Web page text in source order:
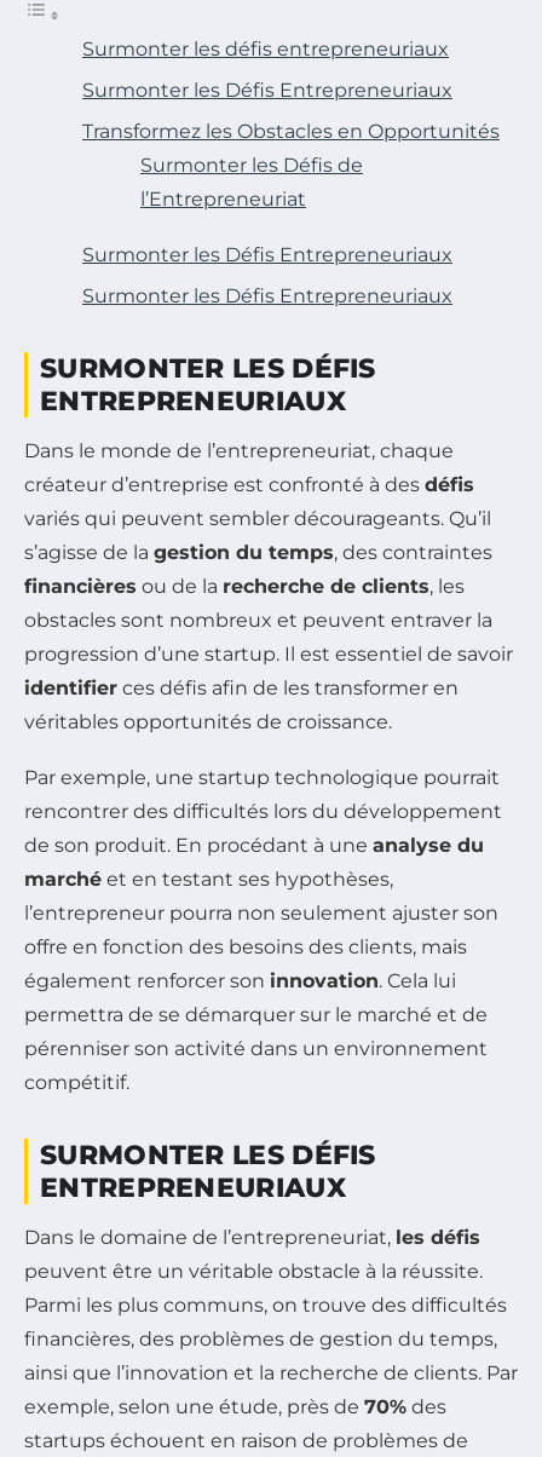
Surmonter les défis entrepreneuriaux
Surmonter les Défis Entrepreneuriaux
Transformez les Obstacles en Opportunités
Surmonter les Défis de
l’Entrepreneuriat
Surmonter les Défis Entrepreneuriaux
Surmonter les Défis Entrepreneuriaux
SURMONTER LES DÉFIS
ENTREPRENEURIAUX
Dans le monde de l’entrepreneuriat, chaque
créateur d’entreprise est confronté à des défis
variés qui peuvent sembler décourageants. Qu’il
s’agisse de la gestion du temps, des contraintes
financières ou de la recherche de clients, les
obstacles sont nombreux et peuvent entraver la
progression d’une startup. Il est essentiel de savoir
identifier ces défis afin de les transformer en
véritables opportunités de croissance.
Par exemple, une startup technologique pourrait
rencontrer des difficultés lors du développement
de son produit. En procédant à une analyse du
marché et en testant ses hypothèses,
l’entrepreneur pourra non seulement ajuster son
offre en fonction des besoins des clients, mais
également renforcer son innovation. Cela lui
permettra de se démarquer sur le marché et de
pérenniser son activité dans un environnement
compétitif.
SURMONTER LES DÉFIS
ENTREPRENEURIAUX
Dans le domaine de l’entrepreneuriat, les défis
peuvent être un véritable obstacle à la réussite.
Parmi les plus communs, on trouve des difficultés
financières, des problèmes de gestion du temps,
ainsi que l’innovation et la recherche de clients. Par
exemple, selon une étude, près de 70% des
startups échouent en raison de problèmes de